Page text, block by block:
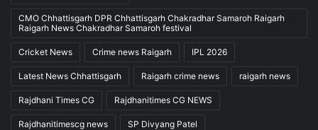
CMO Chhattisgarh DPR Chhattisgarh Chakradhar Samaroh Raigarh
Raigarh News Chakradhar Samaroh festival
Cricket News Crime news Raigarh IPL 2026
Latest News Chhattisgarh Raigarh crime news raigarh news
Rajdhani Times CG Rajdhanitimes CG NEWS
Rajdhanitimescg news SP Divyang Patel